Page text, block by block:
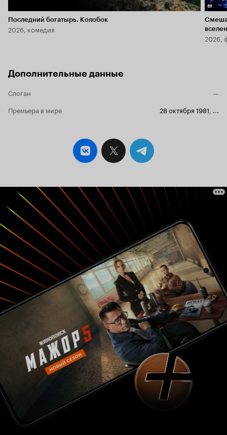
Последний богатырь. Колобок
2026, комедия
2026,
Дополнительные данные
Слоган
—
Премьера в мире
28 октября 1981, ...